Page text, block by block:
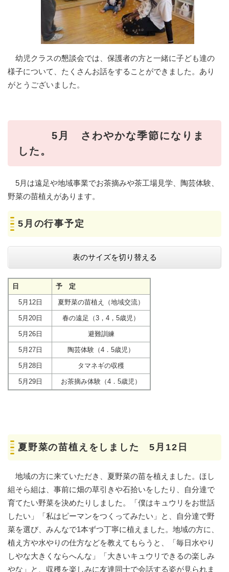
幼児クラスの懇談会では、保護者の方と一緒に子ども達の
様子について、たくさんお話をすることができました。あり
がとうございました。
5月 さわやかな季節になりま
した。
5月は遠足や地域事業でお茶摘みや茶工場見学、陶芸体験、
野菜の苗植えがあります。
5月の行事予定
表のサイズを切り替える
日 予 定
5月12日 夏野菜の苗植え（地域交流）
5月20日 春の遠足（3，4，5歳児）
5月26日 避難訓練
5月27日 陶芸体験（4．5歳児）
5月28日 タマネギの収穫
5月29日 お茶摘み体験（4．5歳児）
夏野菜の苗植えをしました 5月12日
地域の方に来ていただき、夏野菜の苗を植えました。ほし
組そら組は、事前に畑の草引きや石拾いをしたり、自分達で
育てたい野菜を決めたりしました。「僕はキュウリをお世話
したい」「私はピーマンをつくってみたい」と、自分達で野
菜を選び、みんなで1本ずつ丁寧に植えました。地域の方に、
植え方や水やりの仕方などを教えてもらうと、「毎日水やり
しやな大きくならへんな」「大きいキュウリできるの楽しみ
やな」と、収穫を楽しみに友達同士で会話する姿が見られま